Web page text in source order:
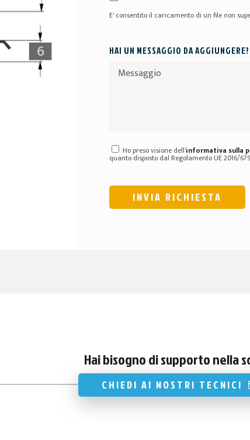
E' consentito il caricamento di un file non
HAI UN MESSAGGIO DA AGGIUNGERE?
Ho preso visione dell'informativa sulla
quanto disposto dal Regolamento UE 2016/
Hai bisogno di supporto nella
CHIEDI AI NOSTRI TECNICI